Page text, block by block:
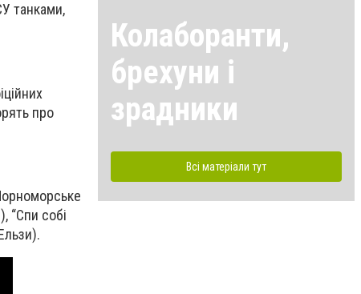
танками,
про
“Спи собі
Колаборанти,
брехуни і
зрадники
Всі матеріали тут